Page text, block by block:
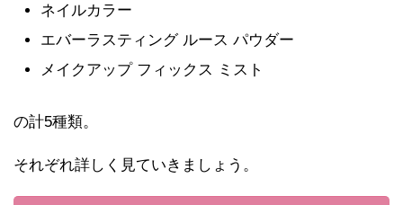
ネイルカラー
エバーラスティング ルース パウダー
メイクアップ フィックス ミスト
の計5種類。
それぞれ詳しく見ていきましょう。